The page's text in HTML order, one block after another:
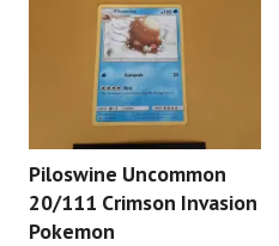
Piloswine Uncommon
20/111 Crimson Invasion
Pokemon